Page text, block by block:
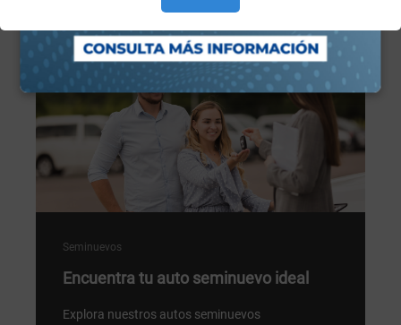
Seminuevos
Encuentra tu auto seminuevo ideal
Explora nuestros autos seminuevos